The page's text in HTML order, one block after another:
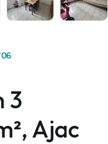
3
Ajac